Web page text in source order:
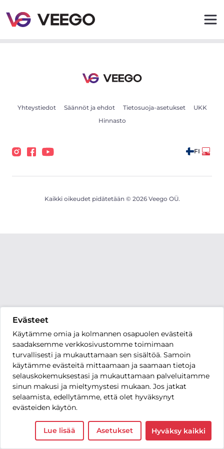
Evästeet
Käytämme omia ja kolmannen osapuolen evästeitä
saadaksemme verkkosivustomme toimimaan
turvallisesti ja mukauttamaan sen sisältöä. Samoin
käytämme evästeitä mittaamaan ja saamaan tietoja
selauskokemuksestasi ja mukauttamaan palveluitamme
sinun makusi ja mieltymystesi mukaan. Jos jatkat
selaamista, edellytämme, että olet hyväksynyt
evästeiden käytön.
Lue lisää Asetukset Hyväksy kaikki
Yhteystiedot Säännöt ja ehdot Tietosuoja-asetukset
UKK
Hinnasto
FI
Kaikki oikeudet pidätetään © 2026 Veego OÜ.